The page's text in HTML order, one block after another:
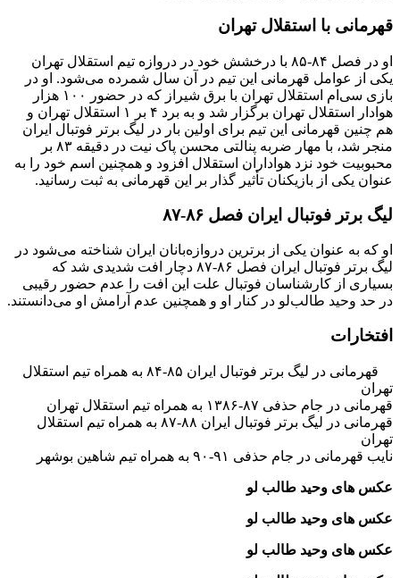
قهرمانی با استقلال تهران
او در فصل ۸۴-۸۵ با درخشش خود در دروازه تیم استقلال تهران
یکی از عوامل قهرمانی این تیم در آن سال شمرده می‌شود. او در
بازی سی‌ام استقلال تهران با برق شیراز که در حضور ۱۰۰ هزار
هوادار استقلال تهران برگزار شد و به برد ۴ بر ۱ استقلال تهران و
هم چنین قهرمانی این تیم برای اولین بار در لیگ برتر فوتبال ایران
منجر شد، با مهار ضربه پنالتی محسن پاک نیت در دقیقه ۸۳ بر
محبوبیت خود نزد هواداران استقلال افزود و همچنین اسم خود را به
عنوان یکی از بازیکنان تأثیر گذار بر این قهرمانی به ثبت رسانید.
لیگ برتر فوتبال ایران فصل ۸۶-۸۷
او که به عنوان یکی از برترین دروازه‌بانان ایران شناخته می‌شود در
لیگ برتر فوتبال ایران فصل ۸۶-۸۷ دچار افت شدیدی شد که
بسیاری از کارشناسان فوتبال علت این افت را عدم حضور رقیبی
در حد وحید طالب‌لو در کنار او و همچنین عدم آرامش او می‌دانستند.
افتخارات
قهرمانی در لیگ برتر فوتبال ایران ۸۵-۸۴ به همراه تیم استقلال
تهران
قهرمانی در جام حذفی ۸۷-۱۳۸۶ به همراه تیم استقلال تهران
قهرمانی در لیگ برتر فوتبال ایران ۸۸-۸۷ به همراه تیم استقلال
تهران
نایب قهرمانی در جام حذفی ۹۱-۹۰ به همراه تیم شاهین بوشهر
عکس های وحید طالب‌ لو
عکس های وحید طالب‌ لو
عکس های وحید طالب‌ لو